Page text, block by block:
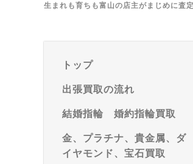
生まれも育ちも富山の店主がまじめに査
トップ
出張買取の流れ
結婚指輪 婚約指輪買取
金、プラチナ、貴金属、ダ
イヤモンド、宝石買取